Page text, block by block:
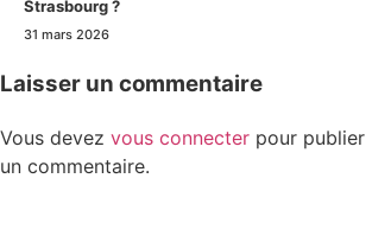
Strasbourg ?
31 mars 2026
Laisser un commentaire
Vous devez vous connecter pour publier
un commentaire.